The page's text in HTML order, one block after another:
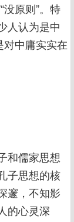
没原则”。特
人认为是中
对中庸实实在
和儒家思想
子思想的核
邃，不知影
的心灵深